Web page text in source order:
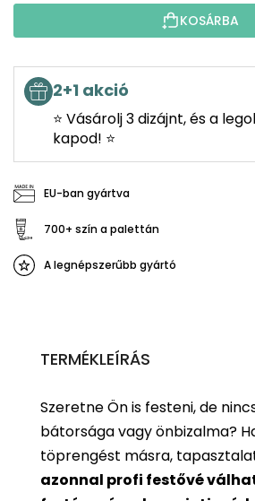
KOSÁRBA
2+1 akció
⭐ Vásárolj 3 dizájnt, és a
kapod! ⭐
EU-ban gyártva
700+ szín a palettán
A legnépszerűbb gyártó
TERMÉKLEÍRÁS
Szeretne Ön is festeni, de
bátorsága vagy önbizalma?
töprengést másra,
azonnal profi festővé